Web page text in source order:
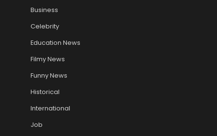
Business
Celebrity
Education News
Filmy News
Funny News
Historical
International
Job